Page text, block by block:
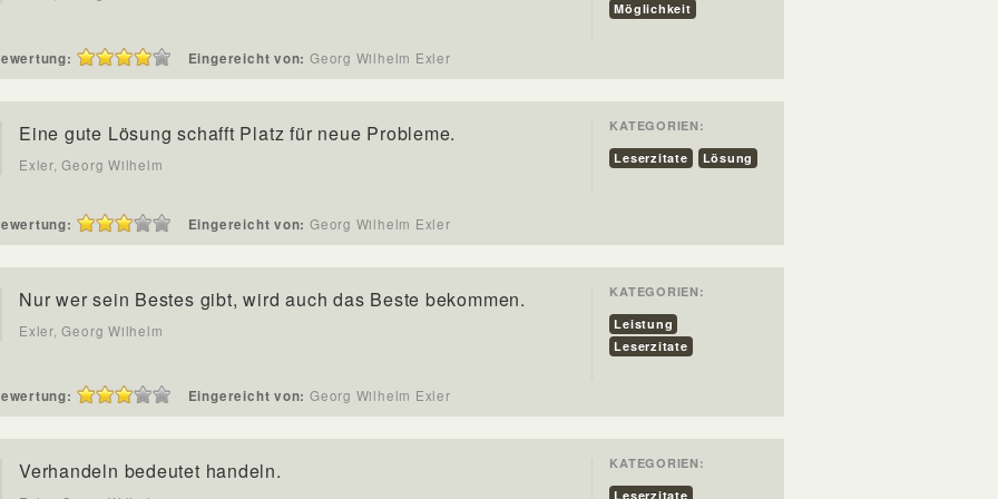
Möglichkeit
Eingereicht von: Georg Wilhelm Exler
Eine gute Lösung schafft Platz für neue Probleme.
Exler, Georg Wilhelm
KATEGORIEN:
Leserzitate
Lösung
Eingereicht von: Georg Wilhelm Exler
Nur wer sein Bestes gibt, wird auch das Beste bekommen.
Exler, Georg Wilhelm
KATEGORIEN:
Leistung
Leserzitate
Eingereicht von: Georg Wilhelm Exler
Verhandeln bedeutet handeln.
KATEGORIEN:
Leserzitate